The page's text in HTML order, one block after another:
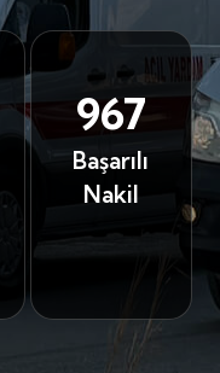
1000+
Başarılı
Nakil